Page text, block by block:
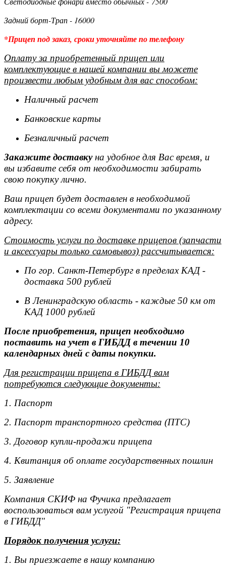
Задний борт-Трап - 16000
*Прицеп под заказ, сроки уточняйте по телефону
Оплату за приобретенный прицеп или
комплектующие в нашей компании вы можете
произвести любым удобным для вас способом:
Наличный расчет
Банковские карты
Безналичный расчет
Закажите доставкуна удобное для Вас время, и
вы избавите себя от необходимости забирать
свою покупку лично.
Ваш прицеп будет доставлен в необходимой
комплектации со всеми документами по указанному
адресу.
Стоимость услуги по доставке прицепов (запчасти
и аксессуары только самовывоз) рассчитывается:
По гор. Санкт-Петербург в пределах КАД -
доставка 500 рублей
В Ленинградскую область - каждые 50 км от
КАД 1000 рублей
После приобретения, прицеп необходимо
поставить на учет в ГИБДД в течении 10
календарных дней с даты покупки.
Для регистрации прицепа в ГИБДД вам
потребуются следующие документы:
1. Паспорт
2. Паспорт транспортного средства (ПТС)
3. Договор купли-продажи прицепа
4. Квитанция об оплате государственных пошлин
5. Заявление
Компания СКИФ на Фучика предлагает
воспользоваться вам услугой "Регистрация прицепа
в ГИБДД"
Порядок получения услуги:
1. Вы приезжаете в нашу компанию